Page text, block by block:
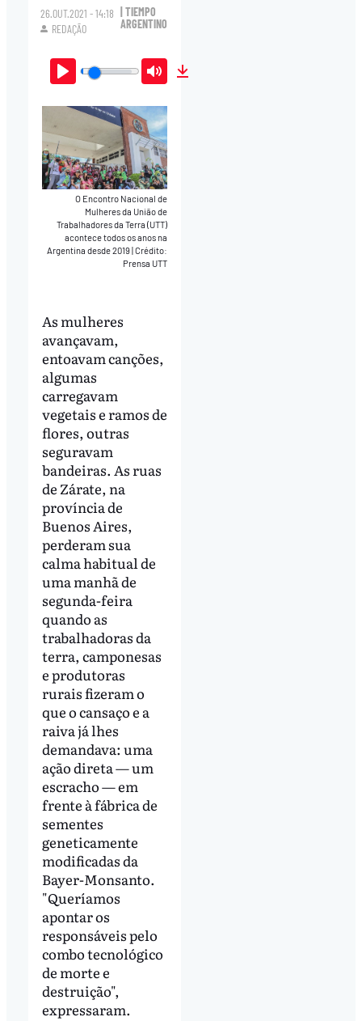
26.OUT.2021 - 14:18
REDAÇÃO
| TIEMPO
ARGENTINO
Play Mute
O Encontro Nacional de
Mulheres da União de
Trabalhadores da Terra (UTT)
acontece todos os anos na
Argentina desde 2019 Crédito:
Prensa UTT
As mulheres
avançavam,
entoavam canções,
algumas
carregavam
vegetais e ramos de
flores, outras
seguravam
bandeiras. As ruas
de Zárate, na
província de
Buenos Aires,
perderam sua
calma habitual de
uma manhã de
segunda-feira
quando as
trabalhadoras da
terra, camponesas
e produtoras
rurais fizeram o
que o cansaço e a
raiva já lhes
demandava: uma
ação direta—um
escracho—em
frente à fábrica de
sementes
geneticamente
modificadas da
Bayer-Monsanto.
"Queríamos
apontar os
responsáveis pelo
combo tecnológico
de morte e
destruição",
expressaram.